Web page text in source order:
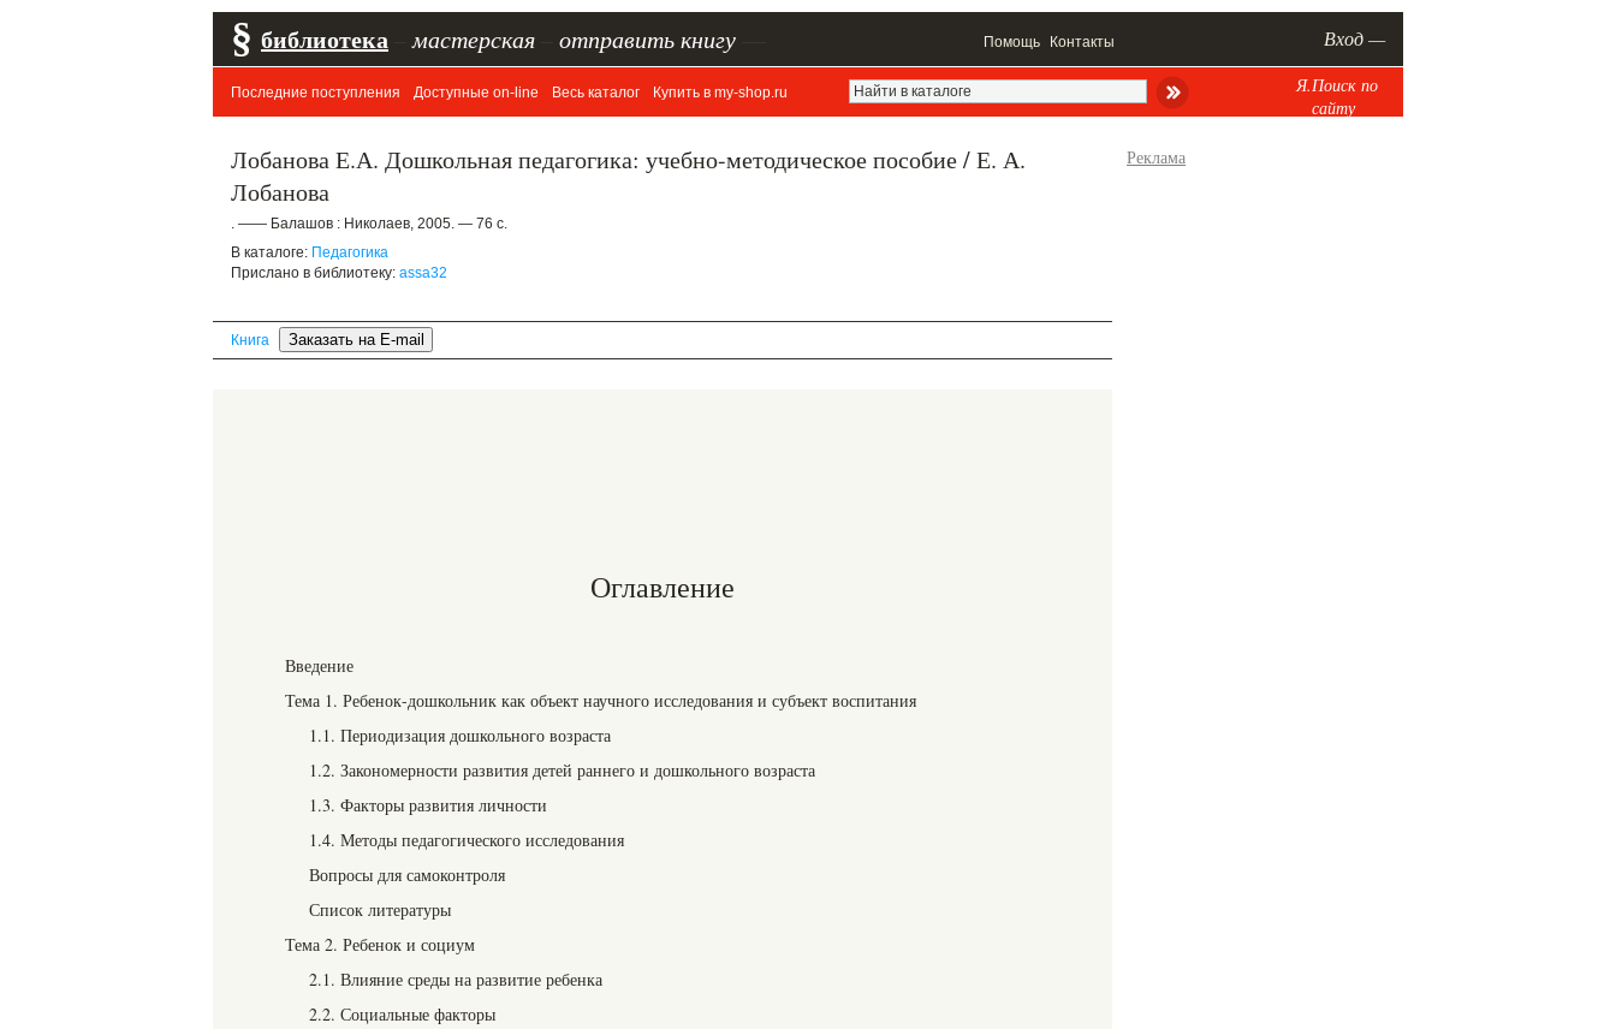
§ библиотека мастерская отправить книгу Помощь Контакты Вход —
Последние поступления Доступные on-line Весь каталог Купить в my-shop.ru
Я.Поиск по
сайту
Лобанова Е.А. Дошкольная педагогика: учебно-методическое пособие / Е. А.
Лобанова
. —— Балашов : Николаев, 2005. — 76 с.
В каталоге: Педагогика
Прислано в библиотеку: assa32
Книга
Оглавление
Введение
Тема 1. Ребенок-дошкольник как объект научного исследования и субъект воспитания
1.1. Периодизация дошкольного возраста
1.2. Закономерности развития детей раннего и дошкольного возраста
1.3. Факторы развития личности
1.4. Методы педагогического исследования
Вопросы для самоконтроля
Список литературы
Тема 2. Ребенок и социум
2.1. Влияние среды на развитие ребенка
2.2. Социальные факторы
Реклама